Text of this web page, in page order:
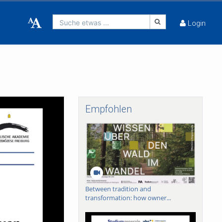
Suche etwas ... Login
Empfohlen
Between tradition and
transformation: how owner...